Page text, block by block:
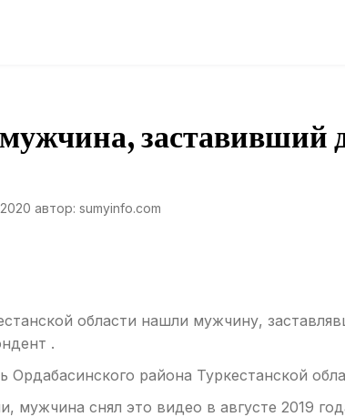
заставивший
автор: sumyinfo.com
области нашли мужчину,
.
Ордабасинского района Туркестанской
мужчина снял это видео в августе 2019